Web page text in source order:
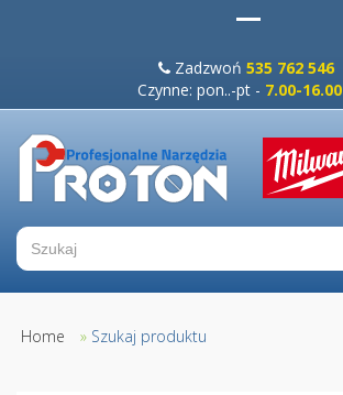
Zadzwoń 535 762 546
Czynne: pon..-pt - 7.00-16.00
Home » Szukaj produktu